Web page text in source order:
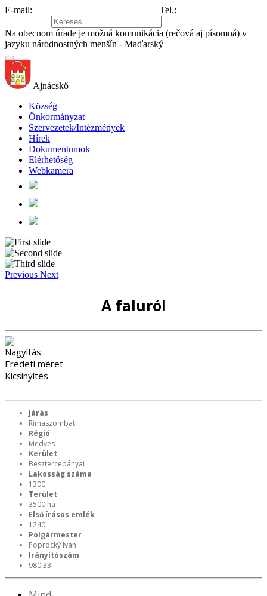
E-mail: | Tel.:
Na obecnom úrade je možná komunikácia (rečová aj písomná) v
jazyku národnostných menšín - Maďarský
Ajnácskő
Község
Önkormányzat
Szervezetek/Intézmények
Hírek
Dokumentumok
Elérhetőség
Webkamera
Previous Next
A faluról
Nagyítás
Eredeti méret
Kicsinyítés
Járás
Rimaszombati
Régió
Medves
Kerület
Besztercebányai
Lakosság száma
1300
Terület
3500 ha
Első írásos emlék
1240
Polgármester
Poprocký Iván
Irányítószám
980 33